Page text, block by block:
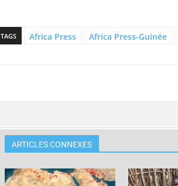
TAGS Africa Press Africa Press-Guinée
ARTICLES CONNEXES